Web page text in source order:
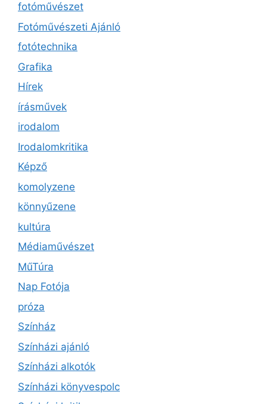
fotóművészet
Fotóművészeti Ajánló
fotótechnika
Grafika
Hírek
írásművek
irodalom
Irodalomkritika
Képző
komolyzene
könnyűzene
kultúra
Médiaművészet
MűTúra
Nap Fotója
próza
Színház
Színházi ajánló
Színházi alkotók
Színházi könyvespolc